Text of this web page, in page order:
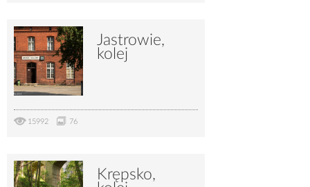
Jastrowie,
kolej
15992 76
Krępsko,